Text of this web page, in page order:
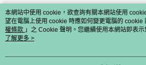
熱門標籤
本網站中使用 cookie，欲查詢有關本網站使用
望在電腦上使用 cookie 時應如何變更電腦的 cookie
權條款 」之 Cookie 聲明。您繼續使用本網站即表
用條款之 Cookie 聲明使用 cookie。
了解更多 >